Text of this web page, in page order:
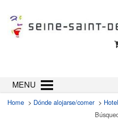
MENU
Home > Dónde alojarse/comer> Hotel